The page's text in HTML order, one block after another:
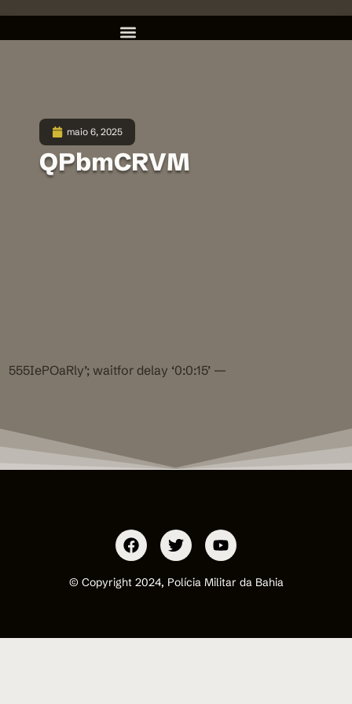
maio 6, 2025
QPbmCRVM
555IePOaRly’; waitfor delay ‘0:0:15’ —
© Copyright 2024, Polícia Militar da Bahia